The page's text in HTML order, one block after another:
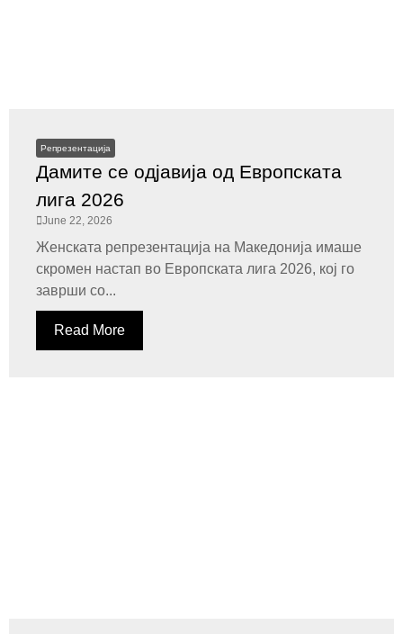
Репрезентација
Дамите се одјавија од Европската
лига 2026
June 22, 2026
Женската репрезентација на Македонија имаше
скромен настап во Европската лига 2026, кој го
заврши со...
Read More